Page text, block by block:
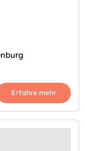
Erfahre mehr